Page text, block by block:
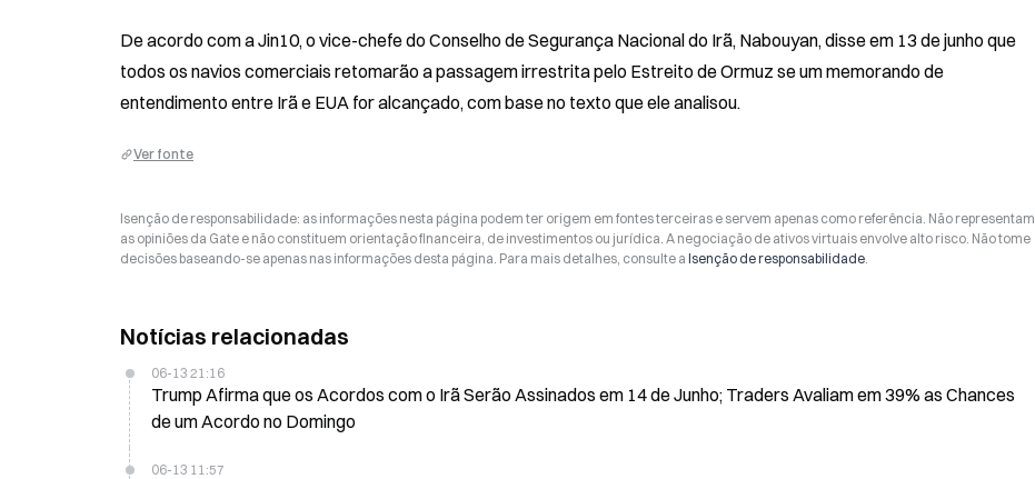
De acordo com a Jin10, o vice-chefe do Conselho de Segurança Nacional do Irã, Nabouyan, disse em 13 de junho que
todos os navios comerciais retomarão a passagem irrestrita pelo Estreito de Ormuz se um memorando de
entendimento entre Irã e EUA for alcançado, com base no texto que ele analisou.
Ver fonte
Isenção de responsabilidade: as informações nesta página podem ter origem em fontes terceiras e servem apenas como referência. Não representam
as opiniões da Gate e não constituem orientação financeira, de investimentos ou jurídica. A negociação de ativos virtuais envolve alto risco. Não tome
decisões baseando-se apenas nas informações desta página. Para mais detalhes, consulte a Isenção de responsabilidade.
Notícias relacionadas
06-13 21:16
Trump Afirma que os Acordos com o Irã Serão Assinados em 14 de Junho; Traders Avaliam em 39% as Chances
de um Acordo no Domingo
06-13 11:57